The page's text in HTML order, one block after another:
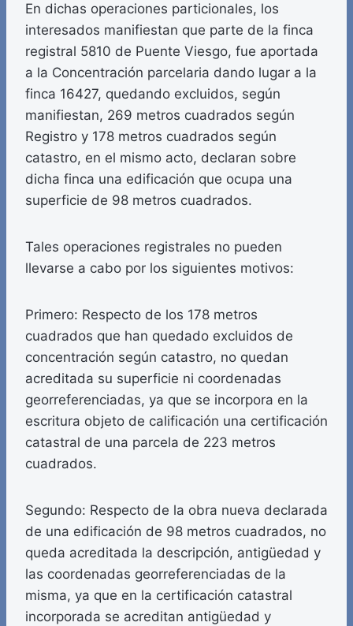
En dichas operaciones particionales, los
interesados manifiestan que parte de la finca
registral 5810 de Puente Viesgo, fue aportada
a la Concentración parcelaria dando lugar a la
finca 16427, quedando excluidos, según
manifiestan, 269 metros cuadrados según
Registro y 178 metros cuadrados según
catastro, en el mismo acto, declaran sobre
dicha finca una edificación que ocupa una
superficie de 98 metros cuadrados.
Tales operaciones registrales no pueden
llevarse a cabo por los siguientes motivos:
Primero: Respecto de los 178 metros
cuadrados que han quedado excluidos de
concentración según catastro, no quedan
acreditada su superficie ni coordenadas
georreferenciadas, ya que se incorpora en la
escritura objeto de calificación una certificación
catastral de una parcela de 223 metros
cuadrados.
Segundo: Respecto de la obra nueva declarada
de una edificación de 98 metros cuadrados, no
queda acreditada la descripción, antigüedad y
las coordenadas georreferenciadas de la
misma, ya que en la certificación catastral
incorporada se acreditan antigüedad y